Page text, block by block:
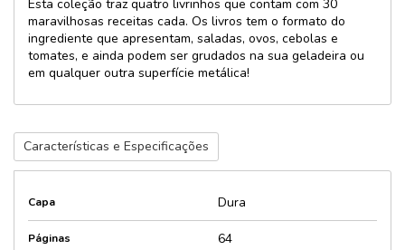
Esta coleção traz quatro livrinhos que contam com 30
maravilhosas receitas cada. Os livros tem o formato do
ingrediente que apresentam, saladas, ovos, cebolas e
tomates, e ainda podem ser grudados na sua geladeira ou
em qualquer outra superfície metálica!
Características e Especificações
Capa Dura
Páginas 64